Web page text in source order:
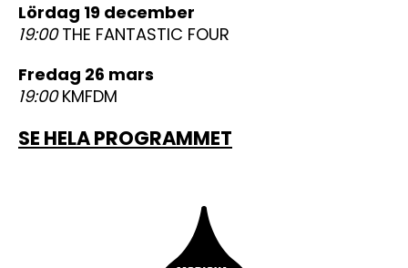
lördag 19 december
19:00THE FANTASTIC FOUR
fredag 26 mars
19:00KMFDM
SE HELA PROGRAMMET